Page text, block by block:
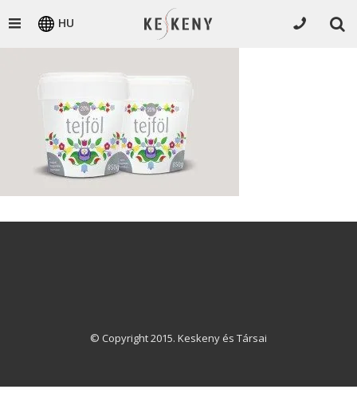
HU
© Copyright 2015. Keskeny és Társai